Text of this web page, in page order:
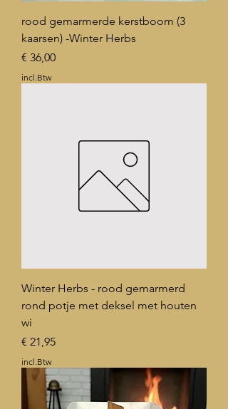
rood gemarmerde kerstboom (3
kaarsen) -Winter Herbs
Prijs
€ 36,00
incl.Btw
Winter Herbs - rood gemarmerd
rond potje met deksel met houten
wi
Prijs
€ 21,95
incl.Btw